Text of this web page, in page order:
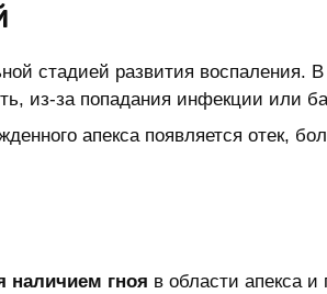
стадией развития воспаления.
из-за попадания инфекции или
апекса появляется отек,
наличием гноя в области апекса